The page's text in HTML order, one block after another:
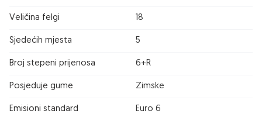
Veličina felgi 18
Sjedećih mjesta 5
Broj stepeni prijenosa 6+R
Posjeduje gume Zimske
Emisioni standard Euro 6